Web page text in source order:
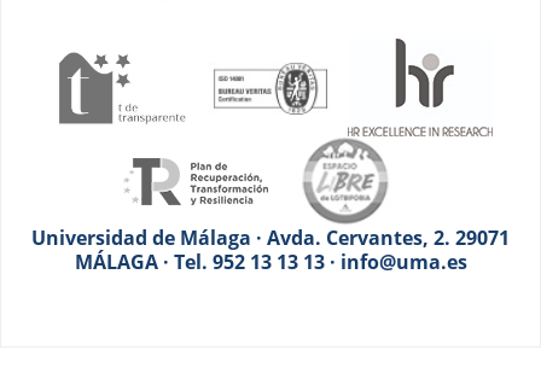
Universidad de Málaga · Avda. Cervantes, 2. 29071
MÁLAGA · Tel. 952 13 13 13 · info@uma.es